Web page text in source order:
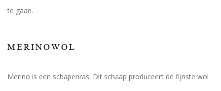
te gaan.
MERINOWOL
Merino is een schapenras. Dit schaap produceert de fijnste wol